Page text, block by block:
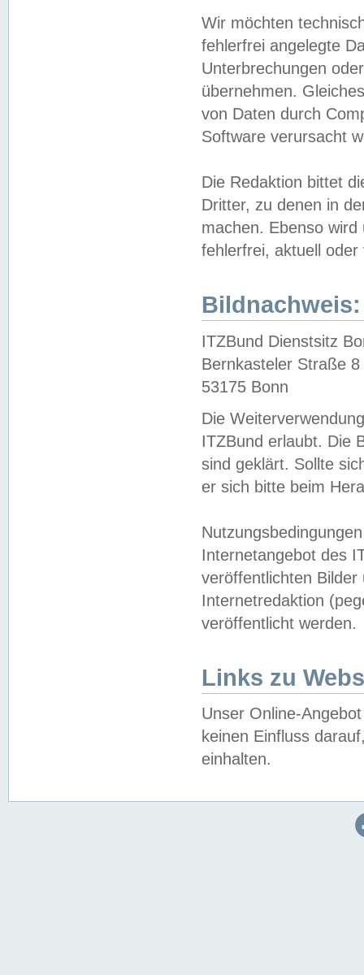
Wir möchten
fehlerfrei angelegte
Unterbrechungen
übernehmen.
von Daten durch
Software verursacht
Die Redaktion bittet
Dritter, zu denen in
machen. Ebenso
fehlerfrei, aktuell oder
Bildnachweis:
ITZBund Dienstsitz
Bernkasteler Straße 8
53175 Bonn
Die
ITZBund erlaubt. Die
sind geklärt. Sollte
er sich bitte beim
Internetangebot des
veröffentlichten
Internetredaktion
veröffentlicht werden.
Links zu
Unser Online-
keinen Einfluss
einhalten.